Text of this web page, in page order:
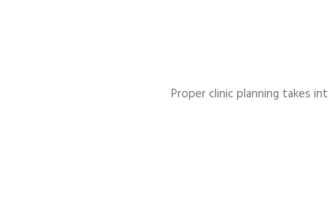
Proper clinic planning takes